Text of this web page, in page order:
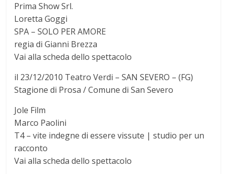
Prima Show Srl.
Loretta Goggi
SPA – SOLO PER AMORE
regia di Gianni Brezza
Vai alla scheda dello spettacolo
il 23/12/2010 Teatro Verdi – SAN SEVERO – (FG)
Stagione di Prosa / Comune di San Severo
Jole Film
Marco Paolini
T4 – vite indegne di essere vissute | studio per un
racconto
Vai alla scheda dello spettacolo